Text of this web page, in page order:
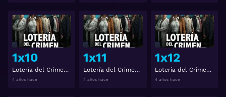
1x10
Lotería del Crimen Temporada 1 Capitulo 10
4 años hace
Ver
1x11
Lotería del Crimen Temporada 1 Capitulo 11
4 años hace
Ver
1x12
Lotería del Crimen Temporada 1 Capitulo 12
4 años hace